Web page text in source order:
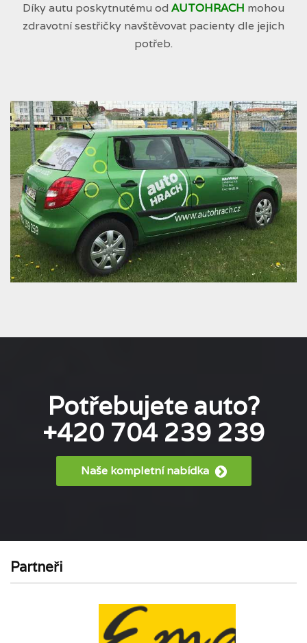
Díky autu poskytnutému od AUTOHRACH mohou
zdravotní sestřičky navštěvovat pacienty dle jejich
potřeb.
Potřebujete auto?
+420 704 239 239
Naše kompletní nabídka
Partneři